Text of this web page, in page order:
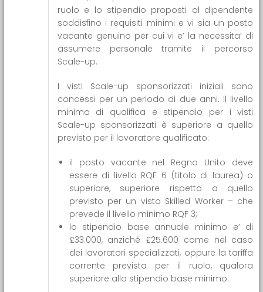
ruolo e lo stipendio proposti al dipendente
soddisfino i requisiti minimi e vi sia un posto
vacante genuino per cui vi e’ la necessita’ di
assumere personale tramite il percorso
Scale-up.
I visti Scale-up sponsorizzati iniziali sono
concessi per un periodo di due anni. Il livello
minimo di qualifica e stipendio per i visti
Scale-up sponsorizzati è superiore a quello
previsto per il lavoratore qualificato:
il posto vacante nel Regno Unito deve
essere di livello RQF 6 (titolo di laurea) o
superiore, superiore rispetto a quello
previsto per un visto Skilled Worker – che
prevede il livello minimo RQF 3;
lo stipendio base annuale minimo e’ di
£33.000, anziché £25.600 come nel caso
dei lavoratori specializzati, oppure la tariffa
corrente prevista per il ruolo, qualora
superiore allo stipendio base minimo.